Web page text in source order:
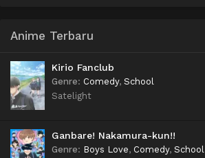
Anime Terbaru
Kirio Fanclub
Genre: Comedy, School
Satelight
Ganbare! Nakamura-kun!!
Genre: Boys Love, Comedy, School